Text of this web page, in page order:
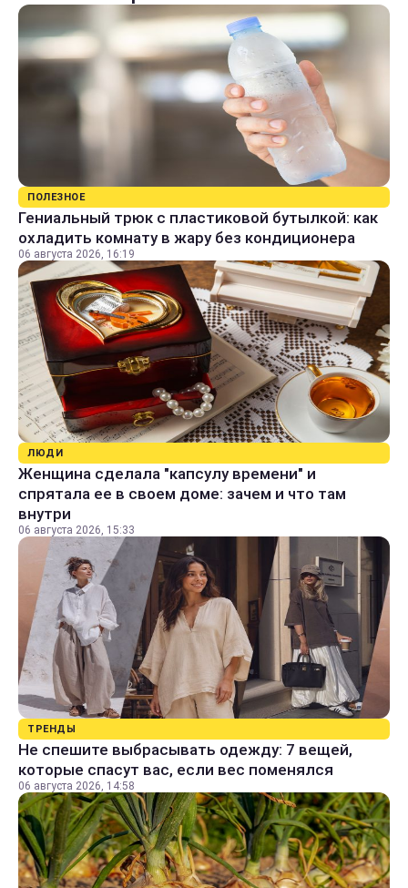
ПОЛЕЗНОЕ
Гениальный трюк с пластиковой бутылкой: как
охладить комнату в жару без кондиционера
06 августа 2026, 16:19
ЛЮДИ
Женщина сделала "капсулу времени" и
спрятала ее в своем доме: зачем и что там
внутри
06 августа 2026, 15:33
ТРЕНДЫ
Не спешите выбрасывать одежду: 7 вещей,
которые спасут вас, если вес поменялся
06 августа 2026, 14:58